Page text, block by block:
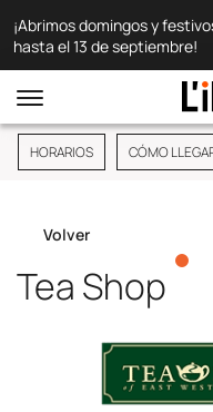
¡Abrimos domingos y
hasta el 13 de septiembre!
HORARIOS CÓMO
Volver
Tea Shop